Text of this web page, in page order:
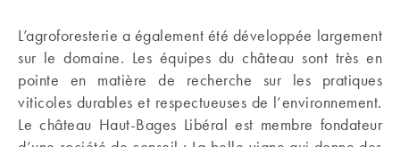
L’agroforesterie a également été développée largement
sur le domaine. Les équipes du château sont très en
pointe en matière de recherche sur les pratiques
viticoles durables et respectueuses de l’environnement.
Le château Haut-Bages Libéral est membre fondateur